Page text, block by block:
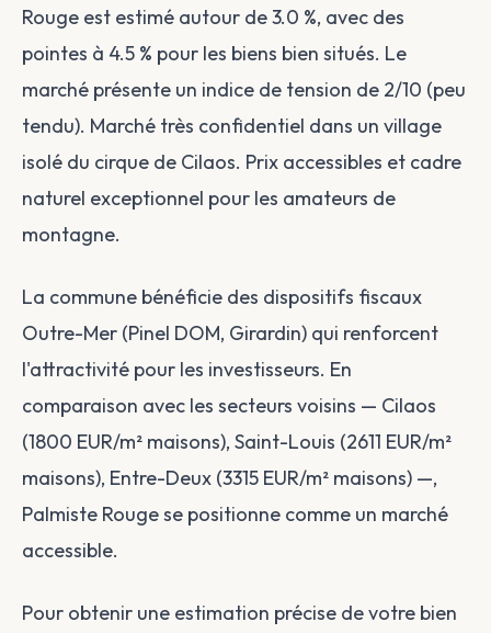
Rouge est estimé autour de 3.0 %, avec des
pointes à 4.5 % pour les biens bien situés. Le
marché présente un indice de tension de 2/10 (peu
tendu). Marché très confidentiel dans un village
isolé du cirque de Cilaos. Prix accessibles et cadre
naturel exceptionnel pour les amateurs de
montagne.
La commune bénéficie des dispositifs fiscaux
Outre-Mer (Pinel DOM, Girardin) qui renforcent
l'attractivité pour les investisseurs. En
comparaison avec les secteurs voisins — Cilaos
(1800 EUR/m² maisons), Saint-Louis (2611 EUR/m²
maisons), Entre-Deux (3315 EUR/m² maisons) —,
Palmiste Rouge se positionne comme un marché
accessible.
Pour obtenir une estimation précise de votre bien